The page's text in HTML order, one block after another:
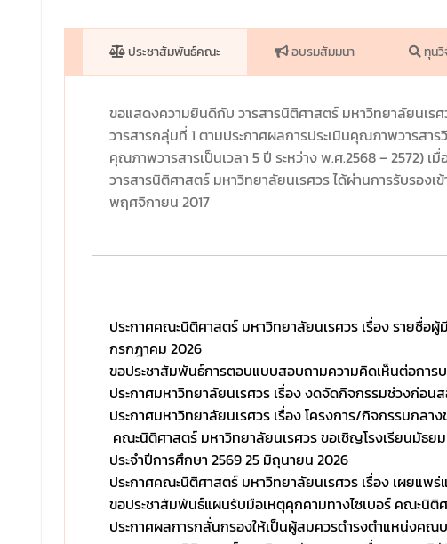
ประสิทธิ์ศาสตร์ จังหวัดเชียงราย
🎗️รางวัลชมเชย ได้แก่ โรงเรียนนครสวรรค์ จังหวัด
นครสวรรค์
#คณะนิติศาสตร์ #มหาวิทยาลัยนเรศวร #LAWNU
#แข่งขันตอบปัญหากฎหมายเนื่องในวันรพี #sonu1
#solaw2
ประชาสัมพันธ์คณะ อบรมสัมมนา ทุน
ขอแสดงความยินดีกับ วารสารนิติศาสตร์ มหาวิทยาลัยนเร
วารสารกลุ่มที่ 1 ตามประกาศผลการประเมินคุณภาพวารสา
คุณภาพวารสารเป็นเวลา 5 ปี ระหว่าง พ.ศ.2568 – 2572)
วารสารนิติศาสตร์ มหาวิทยาลัยนเรศวร ได้ผ่านการรับรอง
พฤศจิกายน 2017
ประกาศคณะนิติศาสตร์ มหาวิทยาลัยนเรศวร เรื่อง รายชื่
กรกฎาคม 2026
ขอประชาสัมพันธ์การตอบแบบสอบถามความคิดเห็นต่อการ
ประกาศมหาวิทยาลัยนเรศวร เรื่อง งดจัดกิจกรรมช่วงก่อ
ประกาศมหาวิทยาลัยนเรศวร เรื่อง โครงการ/กิจกรรมกลา
คณะนิติศาสตร์ มหาวิทยาลัยนเรศวร ขอเชิญโรงเรียนมัธ
ประจำปีการศึกษา 256925 มิถุนายน 2026
ประกาศคณะนิติศาสตร์ มหาวิทยาลัยนเรศวร เรื่อง เผยแพ
ขอประชาสัมพันธ์แผนรับมือเหตุคุกคามทางไซเบอร์ คณะนิติ
ประกาศผลการกลั่นกรองให้เป็นผู้สมควรดำรงตำแหน่งค